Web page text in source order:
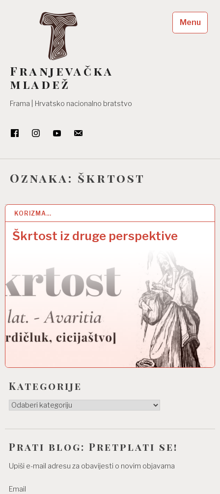
Franjevačka
mladež
Frama | Hrvatsko nacionalno bratstvo
Menu
Oznaka: škrtost
KORIZMA…
Škrtost iz druge perspektive
24 VELJ 2021
Kategorije
Kategorije
Prati blog: Pretplati se!
Upiši e-mail adresu za obavijesti o novim objavama
Email